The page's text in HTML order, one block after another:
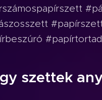
szettek